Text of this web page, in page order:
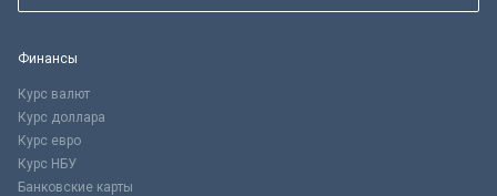
Финансы
Курс валют
Курс доллара
Курс евро
Курс НБУ
Банковские карты